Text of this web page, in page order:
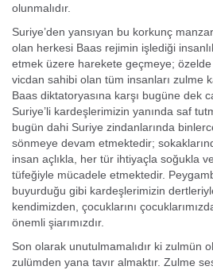
olunmalıdır.
Suriye’den yansıyan bu korkunç
olan herkesi Baas rejimin işlediği
etmek üzere harekete geçmeye;
vicdan sahibi olan tüm insanları zulme
Baas diktatoryasına karşı bugüne dek
Suriye’li kardeşlerimizin yanında saf
bugün dahi Suriye zindanlarında
sönmeye devam etmektedir;
insan açlıkla, her tür ihtiyaçla soğukla
tüfeğiyle mücadele etmektedir.
buyurduğu gibi kardeşlerimizin
kendimizden, çocuklarını
önemli şiarımızdır.
Son olarak unutulmamalıdır ki zulmün
zulümden yana tavır almaktır. Zulme